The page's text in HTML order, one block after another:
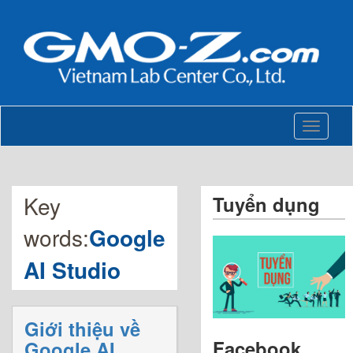
Toggle
Key
words:Google
AI Studio
Giới thiệu về
Tuyển dụng